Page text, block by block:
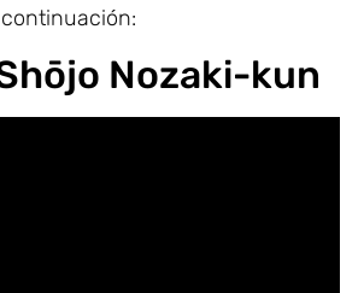
Nozaki-kun